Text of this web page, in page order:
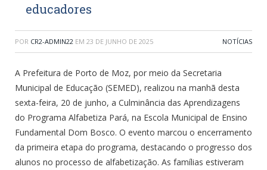
educadores
POR CR2-ADMIN22 EM 23 DE JUNHO DE 2025 NOTÍCIAS
A Prefeitura de Porto de Moz, por meio da Secretaria
Municipal de Educação (SEMED), realizou na manhã desta
sexta-feira, 20 de junho, a Culminância das Aprendizagens
do Programa Alfabetiza Pará, na Escola Municipal de Ensino
Fundamental Dom Bosco. O evento marcou o encerramento
da primeira etapa do programa, destacando o progresso dos
alunos no processo de alfabetização. As famílias estiveram